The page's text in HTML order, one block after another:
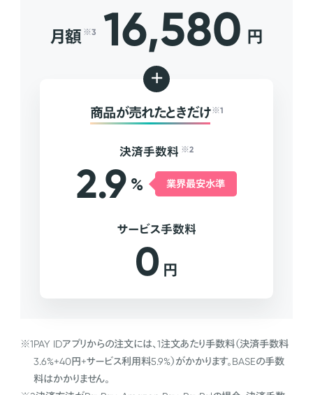
月額 ※3 16,580 円
+
商品が売れたときだけ ※1
決済手数料 ※2
2.9 % 業界最安水準
サービス手数料
0 円
※1PAY IDアプリからの注文には、1注文あたり手数料（決済手数料
3.6%+40円+サービス利用料5.9%）がかかります。BASEの手数
料はかかりません。